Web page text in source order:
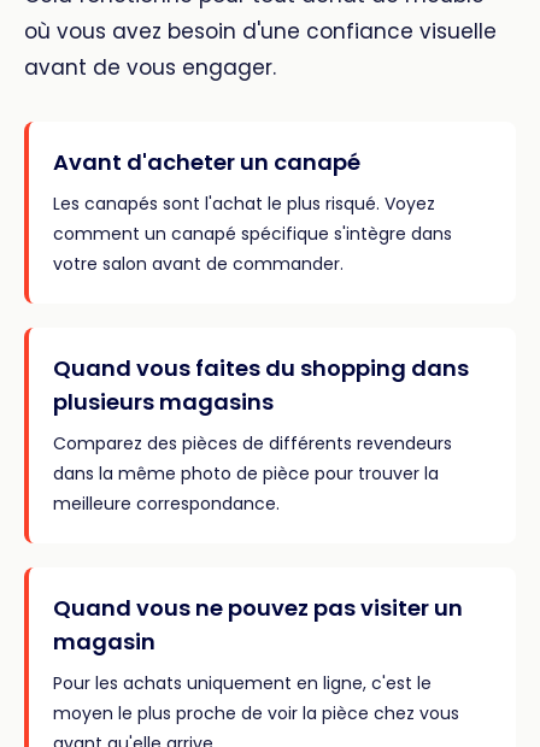
où vous avez besoin d'une confiance visuelle
avant de vous engager.
Avant d'acheter un canapé
Les canapés sont l'achat le plus risqué. Voyez
comment un canapé spécifique s'intègre dans
votre salon avant de commander.
Quand vous faites du shopping dans
plusieurs magasins
Comparez des pièces de différents revendeurs
dans la même photo de pièce pour trouver la
meilleure correspondance.
Quand vous ne pouvez pas visiter un
magasin
Pour les achats uniquement en ligne, c'est le
moyen le plus proche de voir la pièce chez vous